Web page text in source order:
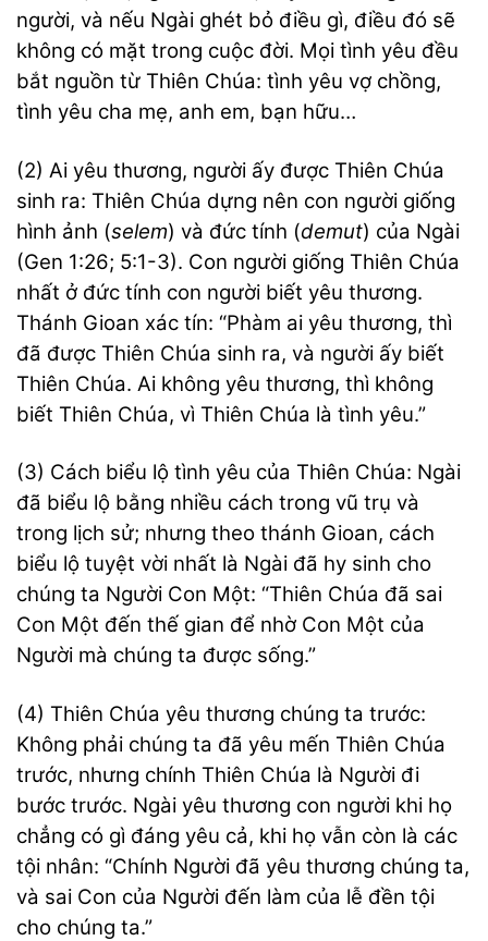
người, và nếu Ngài ghét bỏ điều gì, điều đó sẽ
không có mặt trong cuộc đời. Mọi tình yêu đều
bắt nguồn từ Thiên Chúa: tình yêu vợ chồng,
tình yêu cha mẹ, anh em, bạn hữu…
(2) Ai yêu thương, người ấy được Thiên Chúa
sinh ra: Thiên Chúa dựng nên con người giống
hình ảnh (selem) và đức tính (demut) của Ngài
(Gen 1:26; 5:1-3). Con người giống Thiên Chúa
nhất ở đức tính con người biết yêu thương.
Thánh Gioan xác tín: “Phàm ai yêu thương, thì
đã được Thiên Chúa sinh ra, và người ấy biết
Thiên Chúa. Ai không yêu thương, thì không
biết Thiên Chúa, vì Thiên Chúa là tình yêu.”
(3) Cách biểu lộ tình yêu của Thiên Chúa: Ngài
đã biểu lộ bằng nhiều cách trong vũ trụ và
trong lịch sử; nhưng theo thánh Gioan, cách
biểu lộ tuyệt vời nhất là Ngài đã hy sinh cho
chúng ta Người Con Một: “Thiên Chúa đã sai
Con Một đến thế gian để nhờ Con Một của
Người mà chúng ta được sống.”
(4) Thiên Chúa yêu thương chúng ta trước:
Không phải chúng ta đã yêu mến Thiên Chúa
trước, nhưng chính Thiên Chúa là Người đi
bước trước. Ngài yêu thương con người khi họ
chẳng có gì đáng yêu cả, khi họ vẫn còn là các
tội nhân: “Chính Người đã yêu thương chúng ta,
và sai Con của Người đến làm của lễ đền tội
cho chúng ta.”